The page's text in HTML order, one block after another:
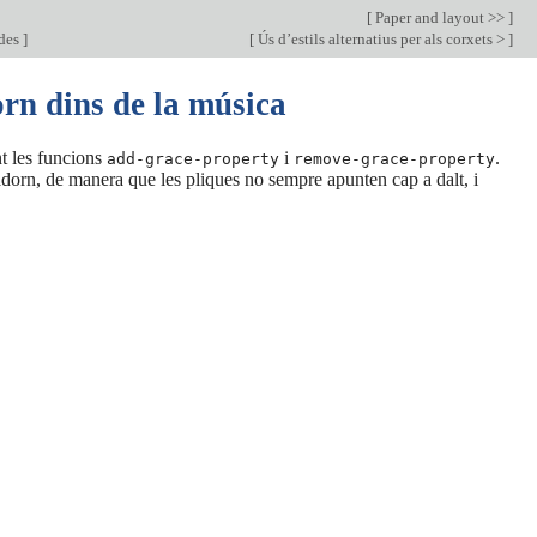
[ Paper and layout >> ]
] [ Ús d’estils alternatius per als corxets > ]
dins de la música
les funcions add-grace-property i remove-grace-property.
de manera que les pliques no sempre apunten cap a dalt, i